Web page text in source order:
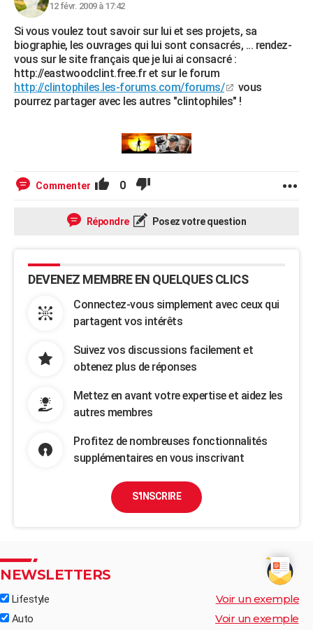
12 févr. 2009 à 17:42
Si vous voulez tout savoir sur lui et ses projets, sa
biographie, les ouvrages qui lui sont consacrés, ... rendez-
vous sur le site français que je lui ai consacré :
http://eastwoodclint.free.fr et sur le forum
http://clintophiles.les-forums.com/forums/
vous
pourrez partager avec les autres "clintophiles" !
Commenter 0
Répondre Posez votre question
DEVENEZ MEMBRE EN QUELQUES CLICS
Connectez-vous simplement avec ceux qui
partagent vos intérêts
Suivez vos discussions facilement et
obtenez plus de réponses
Mettez en avant votre expertise et aidez les
autres membres
Profitez de nombreuses fonctionnalités
supplémentaires en vous inscrivant
S'INSCRIRE
NEWSLETTERS
Lifestyle Voir un exemple
Auto Voir un exemple